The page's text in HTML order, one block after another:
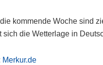
kommende Woche sind
sich die Wetterlage in
Merkur.de